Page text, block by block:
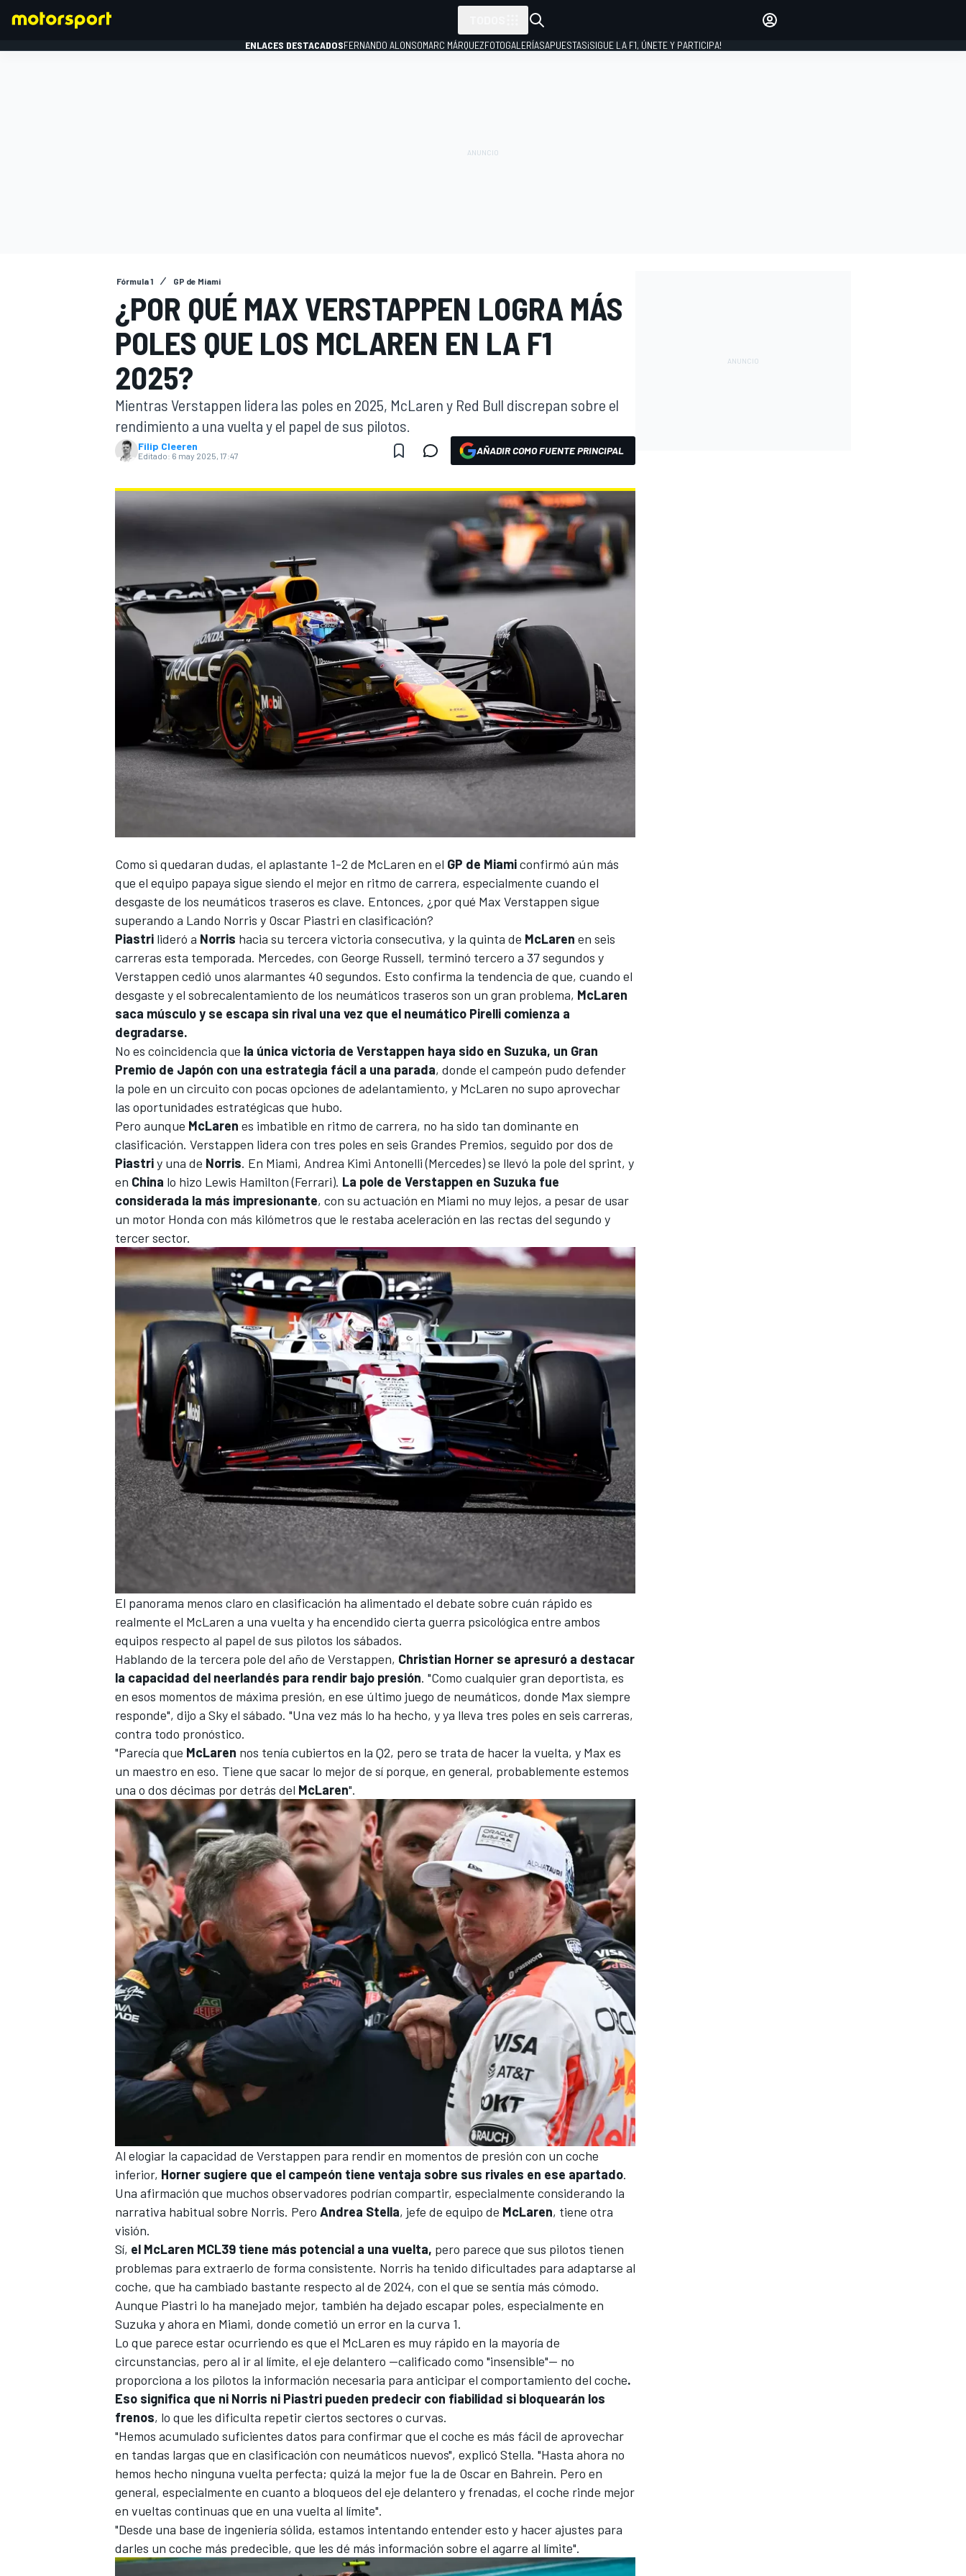
FÓRMULA E
MÁS CATEGORÍAS
ENLACES DESTACADOSFERNANDO ALONSOMARC MÁRQUEZFOTOGALERÍASAPUESTAS¡SIGUE LA F1, ÚNETE Y PARTICIPA!
Fórmula 1 GP de Miami
¿POR QUÉ MAX VERSTAPPEN LOGRA MÁS
POLES QUE LOS MCLAREN EN LA F1
2025?
Mientras Verstappen lidera las poles en 2025, McLaren y Red Bull discrepan sobre el
rendimiento a una vuelta y el papel de sus pilotos.
Filip Cleeren
Editado: 6 may 2025, 17:47 AÑADIR COMO FUENTE PRINCIPAL
Como si quedaran dudas, el aplastante 1-2 de McLaren en el GP de Miamiconfirmó aún más
que el equipo papaya sigue siendo el mejor en ritmo de carrera, especialmente cuando el
desgaste de los neumáticos traseros es clave. Entonces, ¿por qué Max Verstappen sigue
superando a Lando Norris y Oscar Piastri en clasificación?
Piastri lideró a Norris hacia su tercera victoria consecutiva, y la quinta de McLaren en seis
carreras esta temporada. Mercedes, con George Russell, terminó tercero a 37 segundos y
Verstappen cedió unos alarmantes 40 segundos. Esto confirma la tendencia de que, cuando el
desgaste y el sobrecalentamiento de los neumáticos traseros son un gran problema, McLaren
saca músculo y se escapa sin rival una vez que el neumático Pirelli comienza a
degradarse.
No es coincidencia que la única victoria de Verstappen haya sido en Suzuka, un Gran
Premio de Japón con una estrategia fácil a una parada, donde el campeón pudo defender
la pole en un circuito con pocas opciones de adelantamiento, y McLaren no supo aprovechar
las oportunidades estratégicas que hubo.
Pero aunque McLaren es imbatible en ritmo de carrera, no ha sido tan dominante en
clasificación. Verstappen lidera con tres poles en seis Grandes Premios, seguido por dos de
Piastriy una de Norris. En Miami, Andrea Kimi Antonelli(Mercedes) se llevó la pole del sprint, y
en China lo hizo Lewis Hamilton(Ferrari). La pole de Verstappen en Suzuka fue
considerada la más impresionante, con su actuación en Miami no muy lejos, a pesar de usar
un motor Honda con más kilómetros que le restaba aceleración en las rectas del segundo y
tercer sector.
El panorama menos claro en clasificación ha alimentado el debate sobre cuán rápido es
realmente el McLaren a una vuelta y ha encendido cierta guerra psicológica entre ambos
equipos respecto al papel de sus pilotos los sábados.
Hablando de la tercera pole del año de Verstappen, Christian Horner se apresuró a destacar
la capacidad del neerlandés para rendir bajo presión. "Como cualquier gran deportista, es
en esos momentos de máxima presión, en ese último juego de neumáticos, donde Max siempre
responde", dijo a Sky el sábado. "Una vez más lo ha hecho, y ya lleva tres poles en seis carreras,
contra todo pronóstico.
"Parecía que McLaren nos tenía cubiertos en la Q2, pero se trata de hacer la vuelta, y Max es
un maestro en eso. Tiene que sacar lo mejor de sí porque, en general, probablemente estemos
una o dos décimas por detrás del McLaren".
Al elogiar la capacidad de Verstappen para rendir en momentos de presión con un coche
inferior, Horner sugiere que el campeón tiene ventaja sobre sus rivales en ese apartado.
Una afirmación que muchos observadores podrían compartir, especialmente considerando la
narrativa habitual sobre Norris. Pero Andrea Stella, jefe de equipo de McLaren, tiene otra
visión.
Sí, el McLaren MCL39 tiene más potencial a una vuelta, pero parece que sus pilotos tienen
problemas para extraerlo de forma consistente. Norris ha tenido dificultades para adaptarse al
coche, que ha cambiado bastante respecto al de 2024, con el que se sentía más cómodo.
Aunque Piastri lo ha manejado mejor, también ha dejado escapar poles, especialmente en
Suzuka y ahora en Miami, donde cometió un error en la curva 1.
Lo que parece estar ocurriendo es que el McLaren es muy rápido en la mayoría de
circunstancias, pero al ir al límite, el eje delantero —calificado como "insensible"— no
proporciona a los pilotos la información necesaria para anticipar el comportamiento del coche.
Eso significa que ni Norris ni Piastri pueden predecir con fiabilidad si bloquearán los
frenos, lo que les dificulta repetir ciertos sectores o curvas.
"Hemos acumulado suficientes datos para confirmar que el coche es más fácil de aprovechar
en tandas largas que en clasificación con neumáticos nuevos", explicó Stella. "Hasta ahora no
hemos hecho ninguna vuelta perfecta; quizá la mejor fue la de Oscar en Bahrein. Pero en
general, especialmente en cuanto a bloqueos del eje delantero y frenadas, el coche rinde mejor
en vueltas continuas que en una vuelta al límite".
"Desde una base de ingeniería sólida, estamos intentando entender esto y hacer ajustes para
darles un coche más predecible, que les dé más información sobre el agarre al límite".